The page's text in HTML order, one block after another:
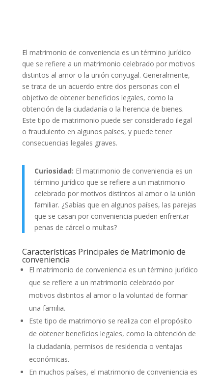
El matrimonio de conveniencia es un término jurídico
que se refiere a un matrimonio celebrado por motivos
distintos al amor o la unión conyugal. Generalmente,
se trata de un acuerdo entre dos personas con el
objetivo de obtener beneficios legales, como la
obtención de la ciudadanía o la herencia de bienes.
Este tipo de matrimonio puede ser considerado ilegal
o fraudulento en algunos países, y puede tener
consecuencias legales graves.
Curiosidad: El matrimonio de conveniencia es un
término jurídico que se refiere a un matrimonio
celebrado por motivos distintos al amor o la unión
familiar. ¿Sabías que en algunos países, las parejas
que se casan por conveniencia pueden enfrentar
penas de cárcel o multas?
Características Principales de Matrimonio de
conveniencia
El matrimonio de conveniencia es un término jurídico
que se refiere a un matrimonio celebrado por
motivos distintos al amor o la voluntad de formar
una familia.
Este tipo de matrimonio se realiza con el propósito
de obtener beneficios legales, como la obtención de
la ciudadanía, permisos de residencia o ventajas
económicas.
En muchos países, el matrimonio de conveniencia es